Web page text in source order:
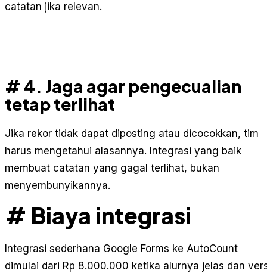
catatan jika relevan.
# 4. Jaga agar pengecualian
tetap terlihat
Jika rekor tidak dapat diposting atau dicocokkan, tim
harus mengetahui alasannya. Integrasi yang baik
membuat catatan yang gagal terlihat, bukan
menyembunyikannya.
# Biaya integrasi
Integrasi sederhana Google Forms ke AutoCount
dimulai dari Rp 8.000.000 ketika alurnya jelas dan